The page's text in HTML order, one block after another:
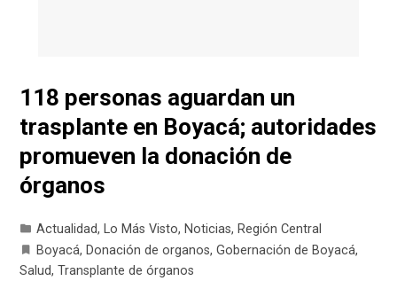
118 personas aguardan un
trasplante en Boyacá; autoridades
promueven la donación de
órganos
Actualidad, Lo Más Visto, Noticias, Región Central
Boyacá, Donación de organos,Gobernación de Boyacá,
Salud,Transplante de órganos